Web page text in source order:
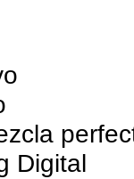
Digital